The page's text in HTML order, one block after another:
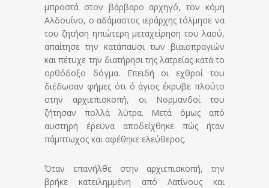
μπροστά στον βάρβαρο αρχηγό, τον κόμη
Αλδουίνο, ο αδάμαστος ιεράρχης τόλμησε να
του ζητήση ηπιώτερη μεταχείρηση του λαού,
απαίτησε την κατάπαυσι των βιαιοπραγιών
και πέτυχε την διατήρησι της λατρείας κατά το
ορθόδοξο δόγμα. Επειδή οι εχθροί του
διέδωσαν φήμες ότι ό άγιος έκρυβε πλούτο
στην αρχιεπισκοπή, οι Νορμανδοί του
ζήτησαν πολλά λύτρα. Μετά όμως από
αυστηρή έρευνα αποδείχθηκε πώς ήταν
πάμπτωχος και αφέθηκε ελεύθερος.
Όταν επανήλθε στην αρχιεπισκοπή, την
βρήκε κατειλημμένη από Λατίνους και